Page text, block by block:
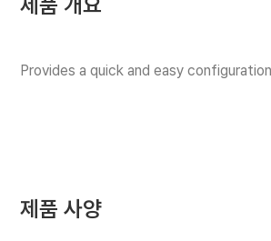
Provides a quick and easy
제품 사양